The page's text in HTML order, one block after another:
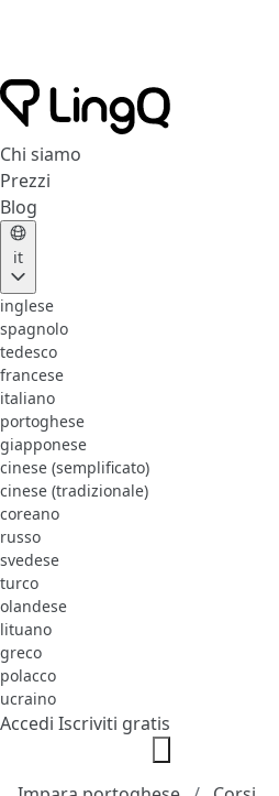
Chi siamo
Prezzi
Blog
it
inglese
spagnolo
tedesco
francese
italiano
portoghese
giapponese
cinese (semplificato)
cinese (tradizionale)
coreano
russo
svedese
turco
olandese
lituano
greco
polacco
ucraino
Accedi Iscriviti gratis